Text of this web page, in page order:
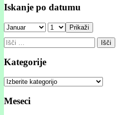
Iskanje po datumu
Prikaži
Išči:
Kategorije
Kategorije
Meseci